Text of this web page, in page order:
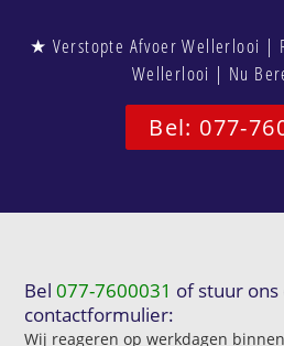
★ Verstopte Afvoer Wellerlooi |
Wellerlooi | Nu
Bel: 077-
Bel077-7600031 of stuur
contactformulier:
Wij reageren op werkdagen